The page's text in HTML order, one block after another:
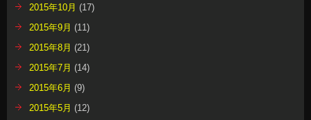
2015年10月 (17)
2015年9月 (11)
2015年8月 (21)
2015年7月 (14)
2015年6月 (9)
2015年5月 (12)